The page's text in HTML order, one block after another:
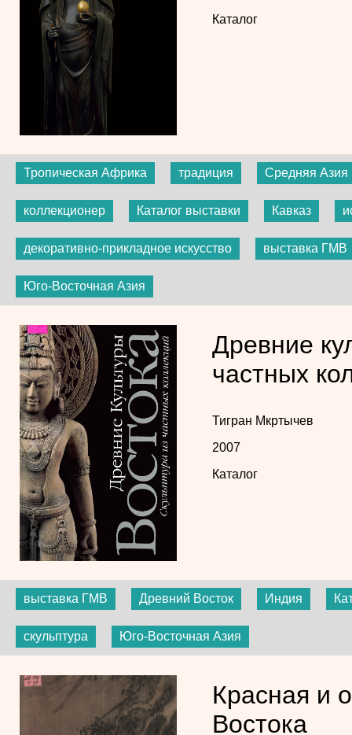
Каталог
Тропическая Африка традиция Средняя Азия
коллекционер Каталог выставки Кавказ
декоративно-прикладное искусство выставка ГМВ
Юго-Восточная Азия
Древние
частных
Тигран Мкртычев
2007
Каталог
выставка ГМВ Древний Восток Индия
скульптура Юго-Восточная Азия
Красная и
Востока